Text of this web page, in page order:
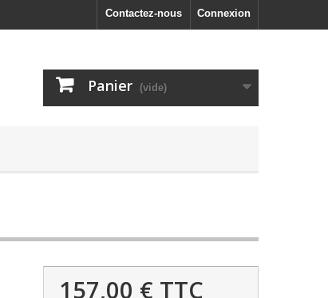
Connexion
Contactez-nous
Panier (vide)
157,00 € TTC